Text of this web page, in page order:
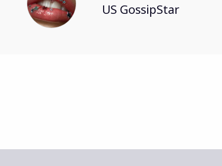
US GossipStar